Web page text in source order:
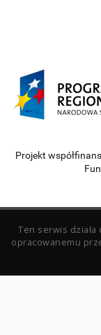
Projekt
Ten serwis
opracowanemu